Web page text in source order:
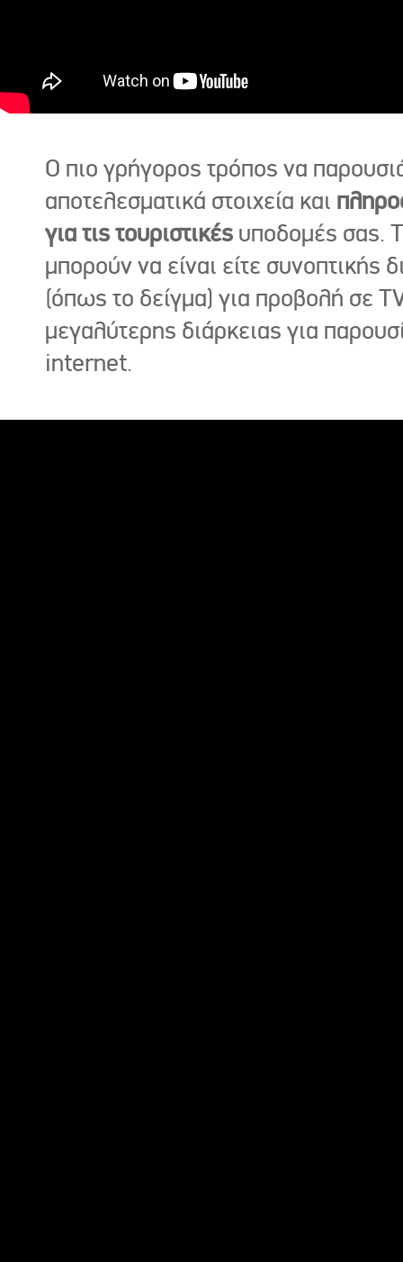
Ο πιο γρήγορος τρόπος να
αποτελεσματικά στοιχεία και
για τις τουριστικές υποδομές σας.
μπορούν να είναι είτε συνοπτικής
(όπως το δείγμα) για προβολή σε
μεγαλύτερης διάρκειας για
internet.